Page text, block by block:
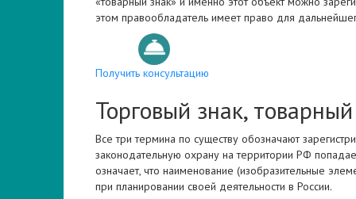
этом правообладатель имеет право для
Получить консультацию
Торговый знак,
Все три термина по существу обозначают
законодательную охрану на территории РФ
означает, что наименование (изобразительные
при планировании своей деятельности в России.